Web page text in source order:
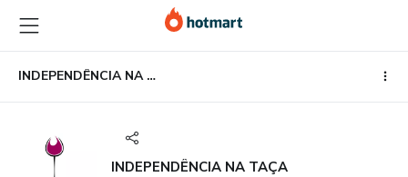
para
o
conteúdo
principal
para
o
pagamento
para
o
rodapé
INDEPENDÊNCIA NA TAÇA
INDEPENDÊNCIA NA TAÇA